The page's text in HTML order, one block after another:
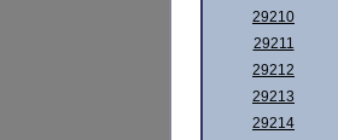
29210
29211
29212
29213
29214